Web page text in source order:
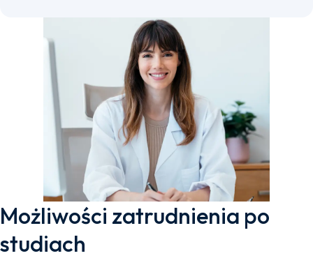
Możliwości zatrudnienia po
studiach